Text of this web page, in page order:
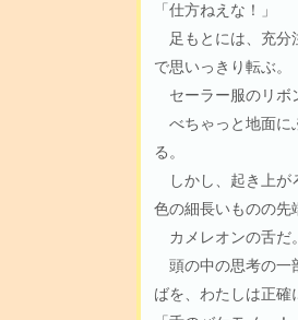
「仕方ねえな！」
足もとには、充分
で思いっきり転ぶ。
セーラー服のリボ
べちゃっと地面に
る。
しかし、起き上が
色の細長いものの先
カメレオンの舌だ
頭の中の思考の一
ばを、わたしは正確